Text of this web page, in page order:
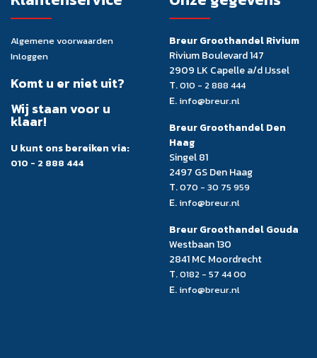
Algemene voorwaarden
Inloggen
Komt u er niet uit?
Wij staan voor u
klaar!
U kunt ons bereiken via:
010 - 2 888 444
Breur Groothandel Rivium
Rivium Boulevard 147
2909 LK Capelle a/d IJssel
T.010 - 2 888 444
E. info@breur.nl
Breur Groothandel Den
Haag
Singel 81
2497 GS Den Haag
T.070 - 30 75 959
E. info@breur.nl
Breur Groothandel Gouda
Westbaan 130
2841 MC Moordrecht
T.0182 - 57 44 00
E. info@breur.nl